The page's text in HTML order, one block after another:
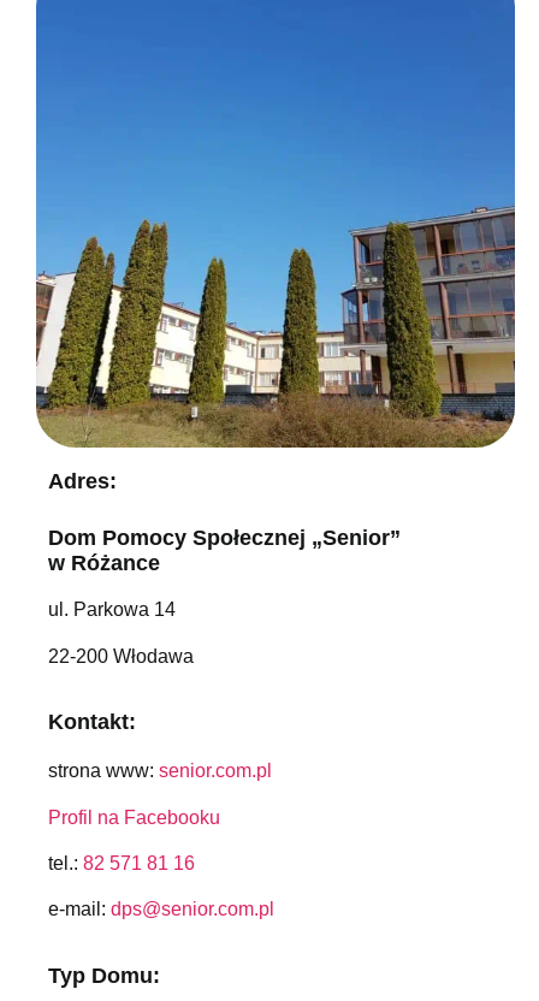
Adres:
Dom Pomocy Społecznej „Senior”
w Różance
ul. Parkowa 14
22-200 Włodawa
Kontakt:
strona www: senior.com.pl
Profil na Facebooku
tel.: 82 571 81 16
e-mail: dps@senior.com.pl
Typ Domu: